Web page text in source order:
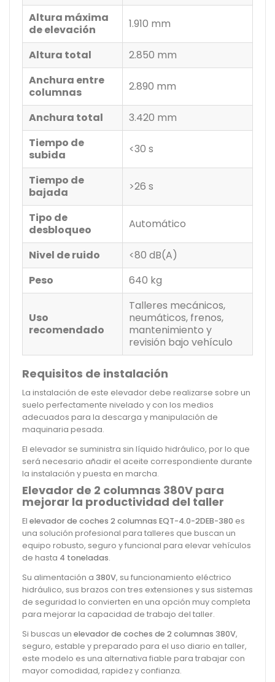
Altura máxima
de elevación
1.910 mm
Altura total
2.850 mm
Anchura entre
columnas
2.890 mm
Anchura total
3.420 mm
Tiempo de
subida
<30 s
Tiempo de
bajada
>26 s
Tipo de
desbloqueo
Automático
Nivel de ruido
<80 dB(A)
Peso
640 kg
Uso
recomendado
Talleres mecánicos,
neumáticos, frenos,
mantenimiento y
revisión bajo vehículo
Requisitos de instalación
La instalación de este elevador debe realizarse sobre un
suelo perfectamente nivelado y con los medios
adecuados para la descarga y manipulación de
maquinaria pesada.
El elevador se suministra sin líquido hidráulico, por lo que
será necesario añadir el aceite correspondiente durante
la instalación y puesta en marcha.
Elevador de 2 columnas 380V para
mejorar la productividad del taller
El elevador de coches 2 columnas EQT-4.0-2DEB-380 es
una solución profesional para talleres que buscan un
equipo robusto, seguro y funcional para elevar vehículos
de hasta 4 toneladas.
Su alimentación a 380V, su funcionamiento eléctrico
hidráulico, sus brazos con tres extensiones y sus sistemas
de seguridad lo convierten en una opción muy completa
para mejorar la capacidad de trabajo del taller.
Si buscas un elevador de coches de 2 columnas 380V,
seguro, estable y preparado para el uso diario en taller,
este modelo es una alternativa fiable para trabajar con
mayor comodidad, rapidez y confianza.